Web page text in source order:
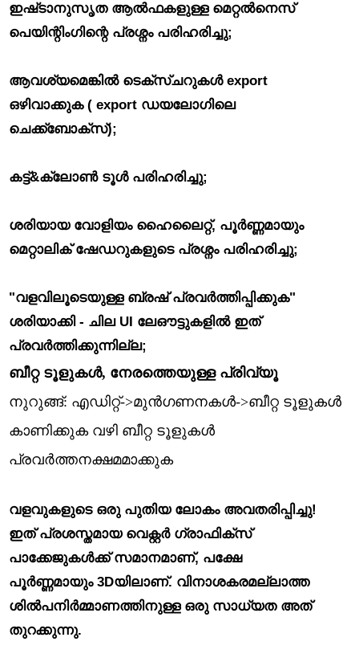
ഇഷ്‌ടാനുസൃത ആൽഫകളുള്ള മെറ്റൽനെസ്
പെയിന്റിംഗിന്റെ പ്രശ്നം പരിഹരിച്ചു;
ആവശ്യമെങ്കിൽ ടെക്സ്ചറുകൾ export
ഒഴിവാക്കുക ( export ഡയലോഗിലെ
ചെക്ക്ബോക്സ്);
കട്ട്&ക്ലോൺ ടൂൾ പരിഹരിച്ചു;
ശരിയായ വോളിയം ഹൈലൈറ്റ്, പൂർണ്ണമായും
മെറ്റാലിക് ഷേഡറുകളുടെ പ്രശ്നം പരിഹരിച്ചു;
"വളവിലൂടെയുള്ള ബ്രഷ് പ്രവർത്തിപ്പിക്കുക"
ശരിയാക്കി - ചില UI ലേഔട്ടുകളിൽ ഇത്
പ്രവർത്തിക്കുന്നില്ല;
ബീറ്റ ടൂളുകൾ, നേരത്തെയുള്ള പ്രിവ്യൂ
നുറുങ്ങ്: എഡിറ്റ്->മുൻഗണനകൾ->ബീറ്റ ടൂളുകൾ
കാണിക്കുക വഴി ബീറ്റ ടൂളുകൾ
പ്രവർത്തനക്ഷമമാക്കുക
വളവുകളുടെ ഒരു പുതിയ ലോകം അവതരിപ്പിച്ചു!
ഇത് പ്രശസ്തമായ വെക്റ്റർ ഗ്രാഫിക്സ്
പാക്കേജുകൾക്ക് സമാനമാണ്, പക്ഷേ
പൂർണ്ണമായും 3Dയിലാണ്. വിനാശകരമല്ലാത്ത
ശിൽപനിർമ്മാണത്തിനുള്ള ഒരു സാധ്യത അത്
തുറക്കുന്നു.